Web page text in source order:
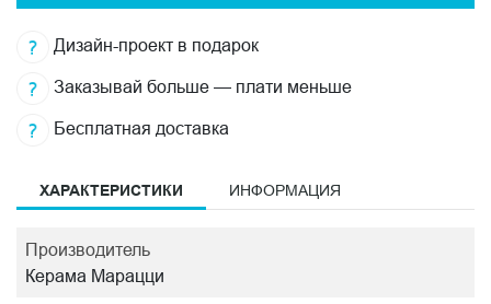
Дизайн-проект в подарок
Заказывай больше — плати меньше
Бесплатная доставка
ХАРАКТЕРИСТИКИ ИНФОРМАЦИЯ
Производитель
Керама Марацци